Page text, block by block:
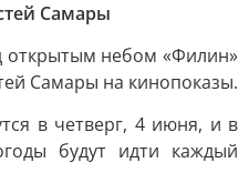
Самары
открытым небом «Филин»
Самары на кинопоказы.
в четверг, 4 июня, и в
будут идти каждый